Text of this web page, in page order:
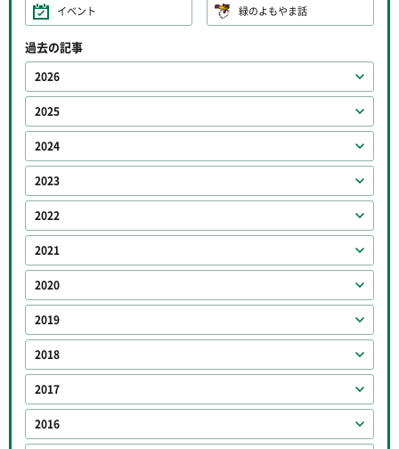
イベント 緑のよもやま話
過去の記事
2026
2025
2024
2023
2022
2021
2020
2019
2018
2017
2016